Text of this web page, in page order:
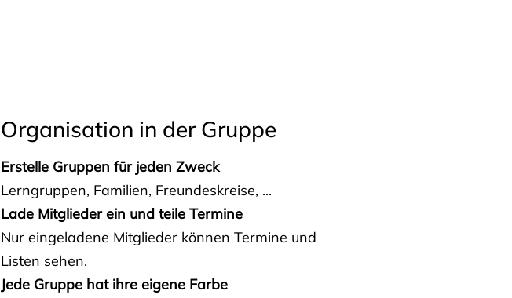
Organisation in der Gruppe
Erstelle Gruppen für jeden Zweck
Lerngruppen, Familien, Freundeskreise, ...
Lade Mitglieder ein und teile Termine
Nur eingeladene Mitglieder können Termine und
Listen sehen.
Jede Gruppe hat ihre eigene Farbe